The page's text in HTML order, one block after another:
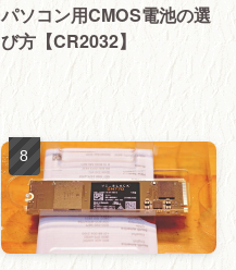
パソコン用CMOS電池の選
び方【CR2032】